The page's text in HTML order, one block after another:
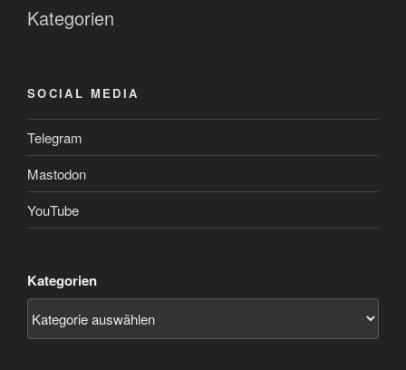
Kategorien
SOCIAL MEDIA
Telegram
Mastodon
YouTube
Kategorien